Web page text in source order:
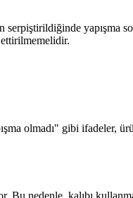
yapışma
olmadı" gibi ifadeler,
Bu nedenle, kalıbı